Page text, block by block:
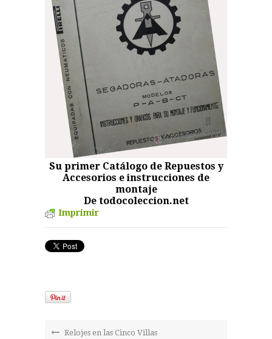
Su primer Catálogo de Repuestos y
Accesorios e instrucciones de
montaje
De todocoleccion.net
Imprimir
Relojes en las Cinco Villas